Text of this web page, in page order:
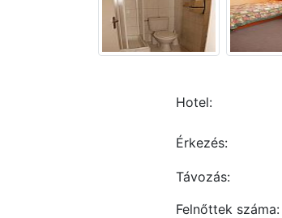
Hotel:
Érkezés:
Távozás:
Felnőttek száma: